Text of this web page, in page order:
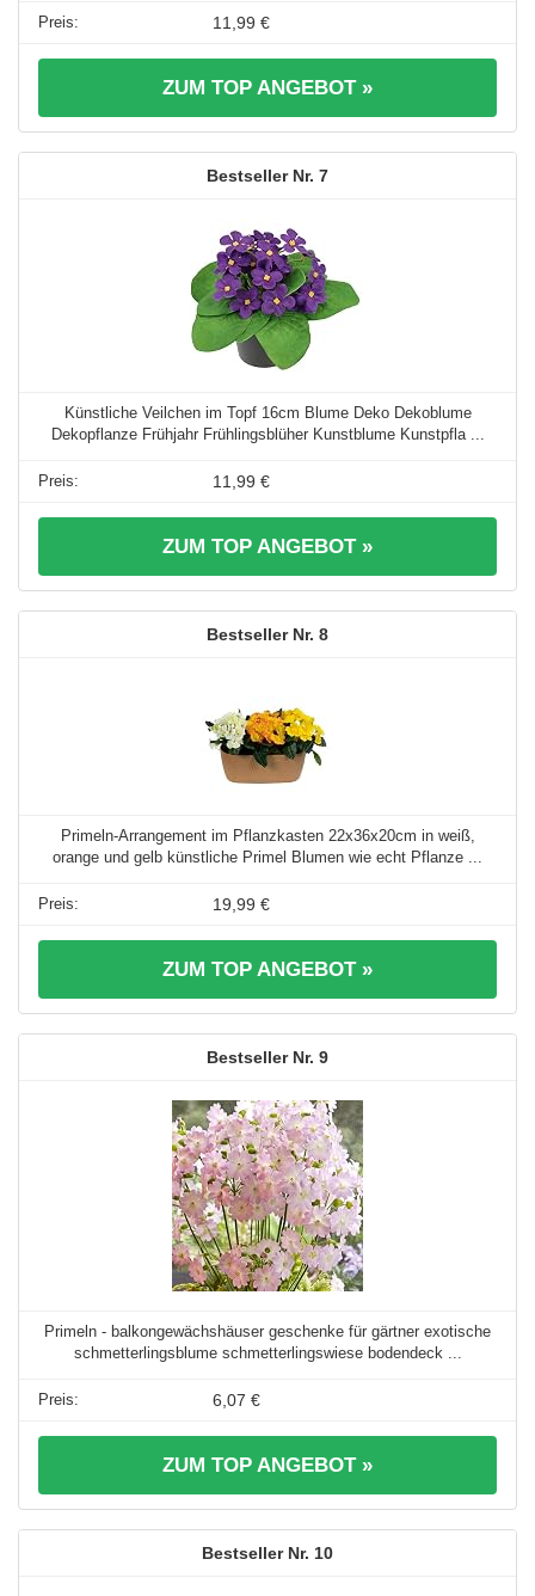
11,99 €
ZUM TOP ANGEBOT »
7
Künstliche Veilchen im Topf 16cm Blume Deko Dekoblume
Dekopflanze Frühjahr Frühlingsblüher Kunstblume Kunstpfla ...
11,99 €
ZUM TOP ANGEBOT »
8
Primeln-Arrangement im Pflanzkasten 22x36x20cm in weiß,
orange und gelb künstliche Primel Blumen wie echt Pflanze ...
19,99 €
ZUM TOP ANGEBOT »
9
Primeln - balkongewächshäuser geschenke für gärtner exotische
schmetterlingsblume schmetterlingswiese bodendeck ...
6,07 €
ZUM TOP ANGEBOT »
10